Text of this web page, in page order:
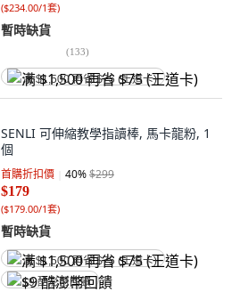
($234.00/1套)
暫時缺貨
(133)
满 $1,500 再省 $75 (王道卡)
SENLI 可伸縮教學指讀棒, 馬卡龍粉, 1
個
首購折扣價 40%$299
$179
($179.00/1套)
暫時缺貨
满 $1,500 再省 $75 (王道卡)
$9 酷澎幣回饋